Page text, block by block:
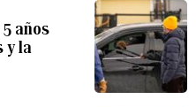
5 años
y la